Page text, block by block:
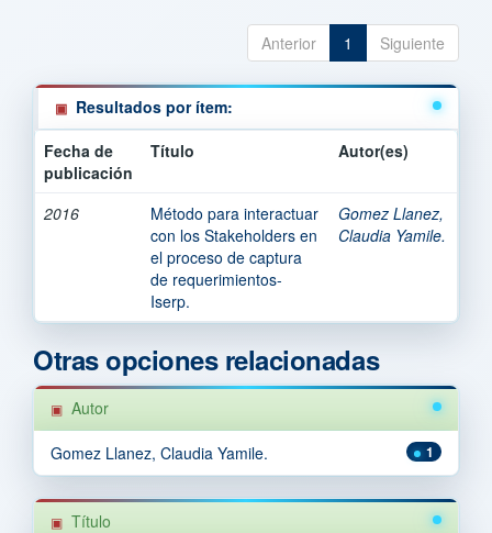
Anterior 1 Siguiente
Resultados por ítem:
Fecha de
publicación
Título Autor(es)
2016
Método para interactuar
con los Stakeholders en
el proceso de captura
de requerimientos-
Iserp.
Gomez Llanez,
Claudia Yamile.
Otras opciones relacionadas
Autor
1
Gomez Llanez, Claudia Yamile.
Título